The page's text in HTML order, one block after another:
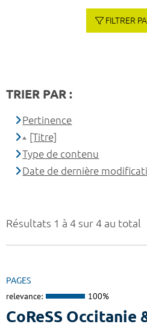
Résultats 1 à 4 sur 4 au total
PAGES
relevance: 100%
CoReSS Occitanie
FILTRER
TRIER PAR :
Pertinence
[Titre]
Type de contenu
Date de dernière